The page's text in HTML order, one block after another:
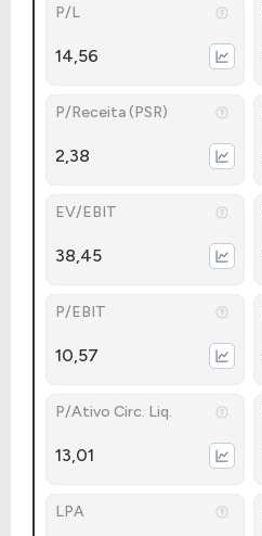
P/L
14,56
P/Receita (PSR)
2,38
EV/EBIT
38,45
P/EBIT
10,57
P/Ativo Circ. Liq.
13,01
LPA